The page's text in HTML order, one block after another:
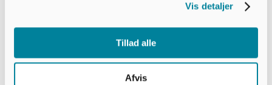
Vis detaljer
Tillad alle
Afvis